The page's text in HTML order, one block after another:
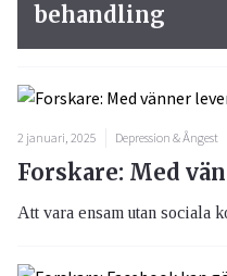
behandling
2 januari, 2025 Depression & Ångest
Forskare: Med
Att vara ensam utan sociala